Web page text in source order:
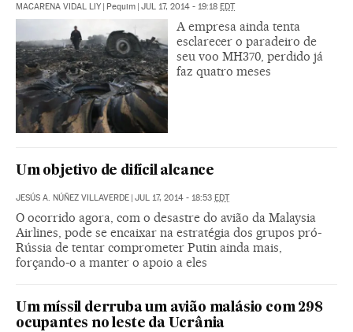
MACARENA VIDAL LIY | Pequim | JUL 17, 2014 - 19:18 EDT
A empresa ainda tenta
esclarecer o paradeiro de
seu voo MH370, perdido já
faz quatro meses
Um objetivo de difícil alcance
JESÚS A. NÚÑEZ VILLAVERDE | JUL 17, 2014 - 18:53 EDT
O ocorrido agora, com o desastre do avião da Malaysia
Airlines, pode se encaixar na estratégia dos grupos pró-
Rússia de tentar comprometer Putin ainda mais,
forçando-o a manter o apoio a eles
Um míssil derruba um avião malásio com 298
ocupantes no leste da Ucrânia